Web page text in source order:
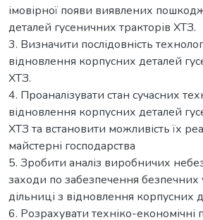
імовірної появи виявлених
деталей гусеничних тракторів ХТЗ.
3. Визначити послідовність
відновлення корпусних деталей
ХТЗ.
4. Проаналізувати стан сучасних
відновлення корпусних деталей
ХТЗ та встановити можливість їх
майстерні господарства
5. Зробити аналіз виробничих
заходи по забезпечення
дільниці з відновлення корпусних
6. Розрахувати техніко-економічні